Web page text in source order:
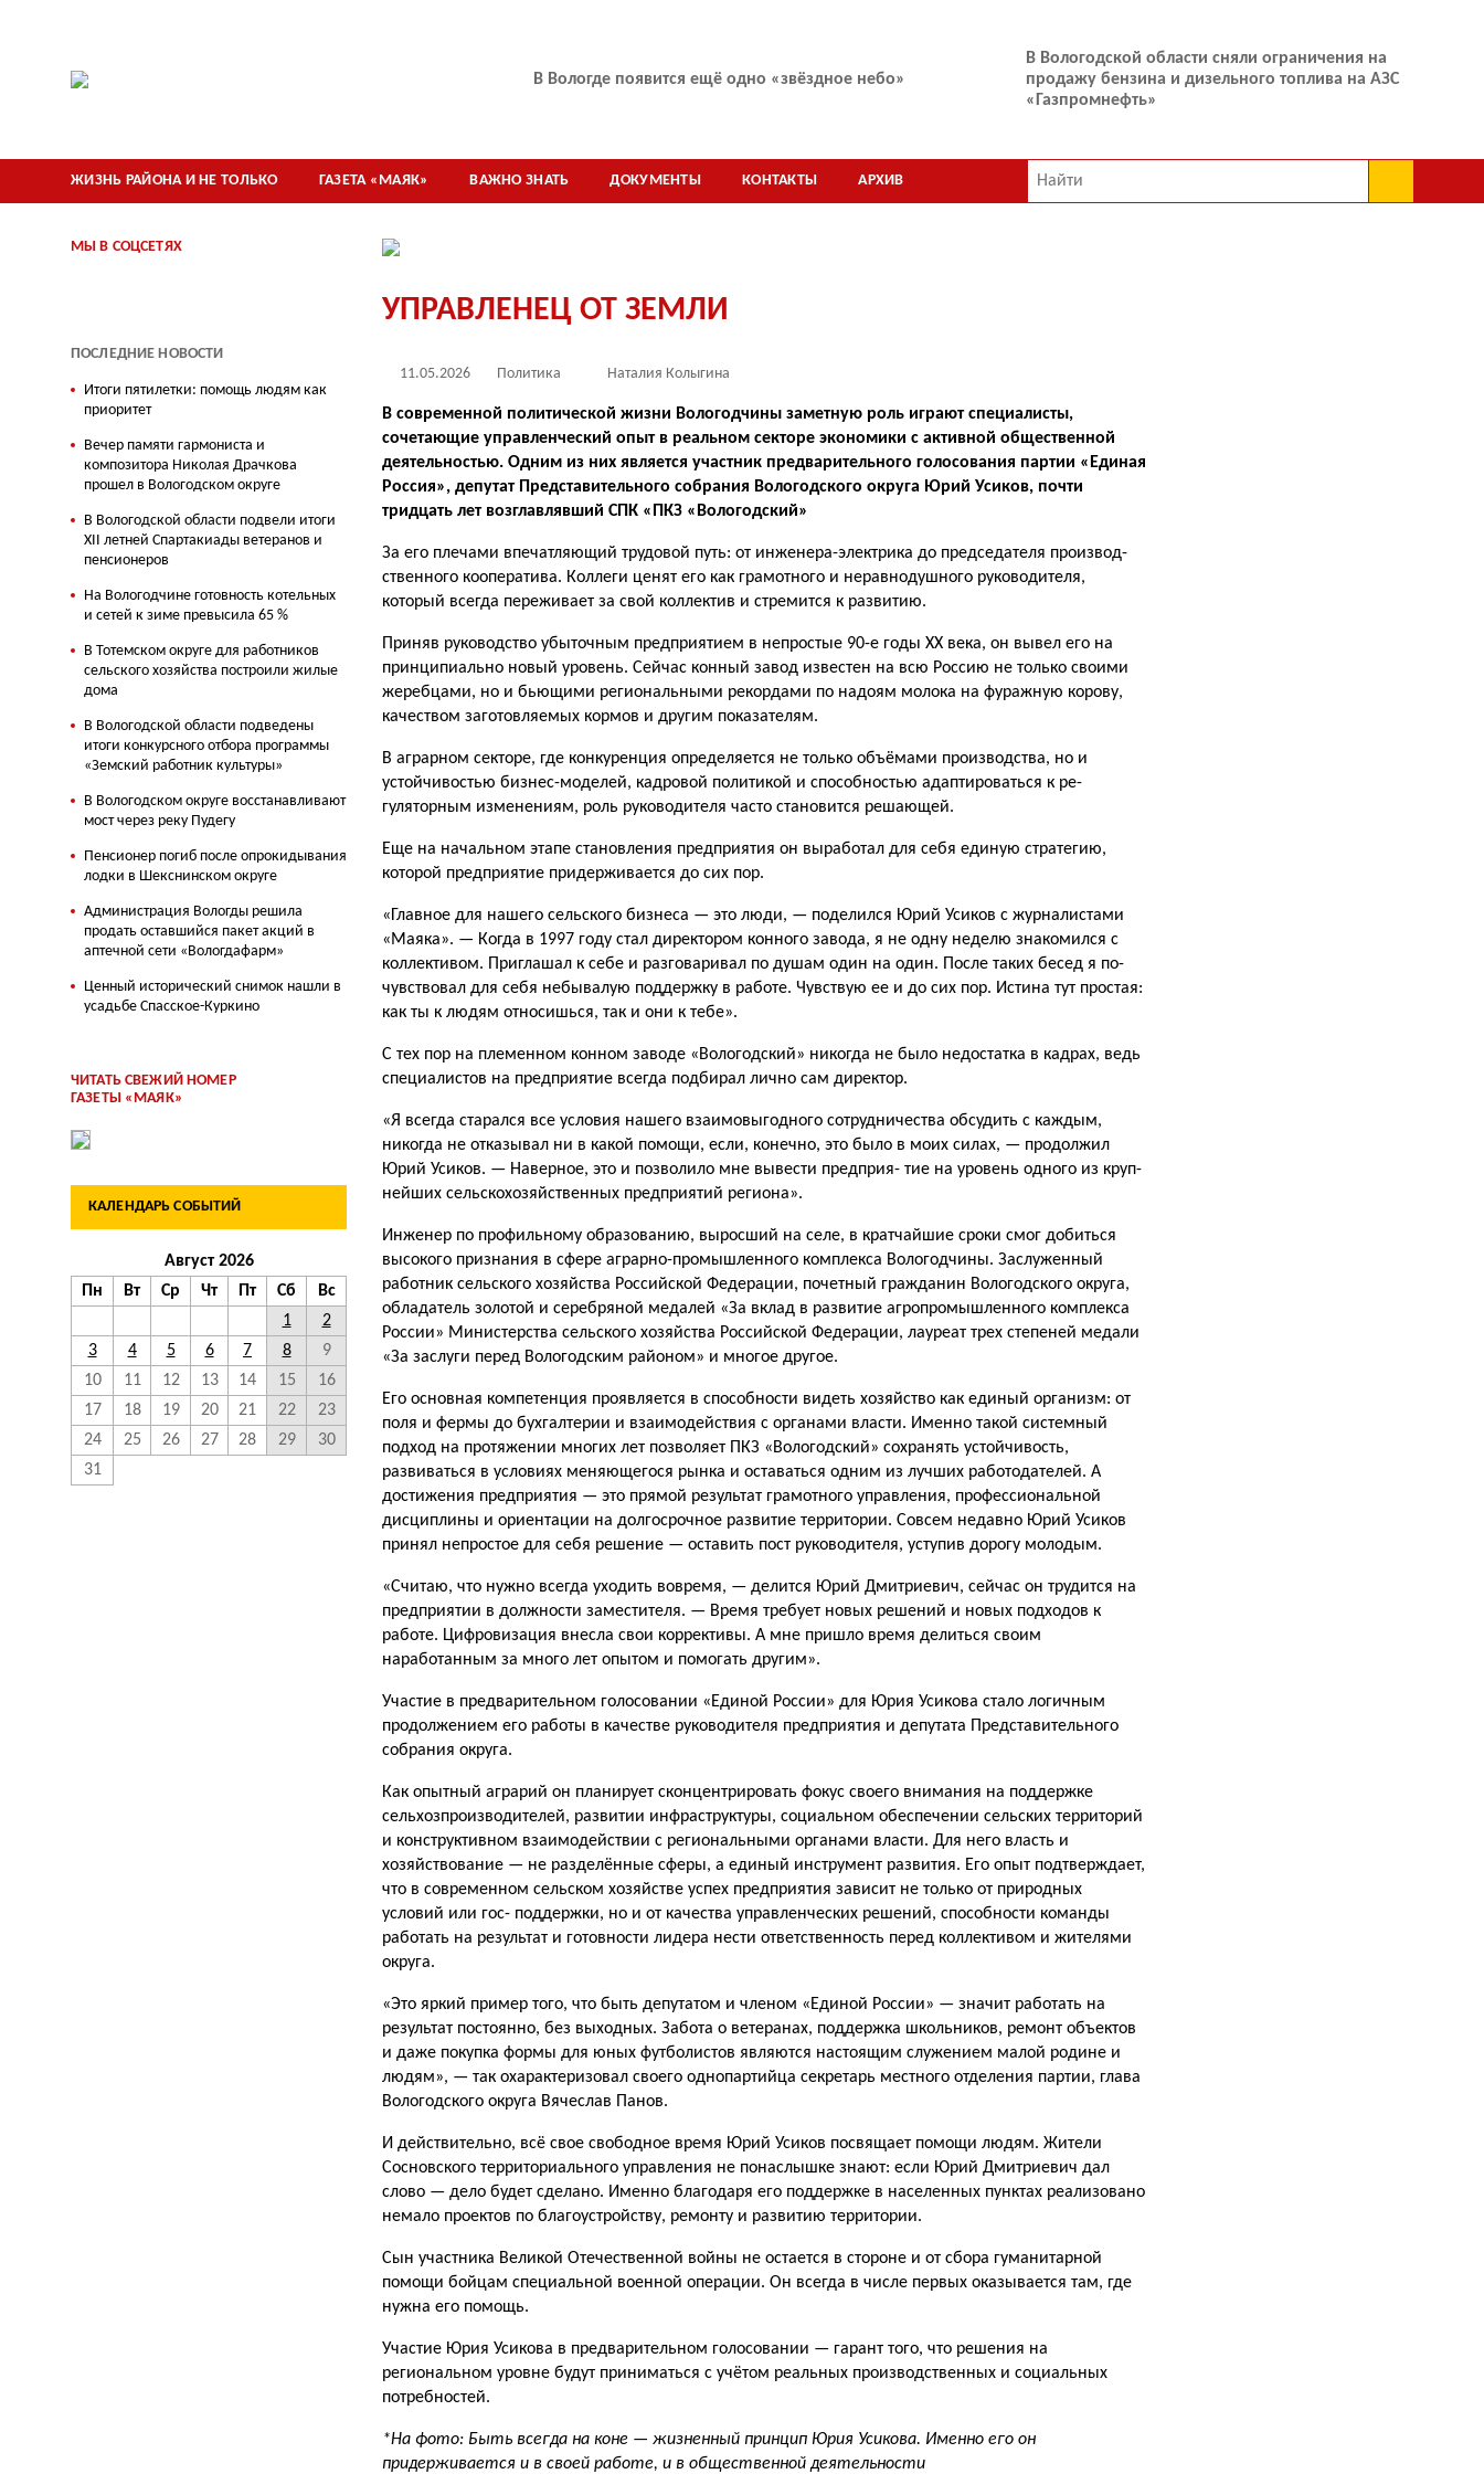
В Вологодской области подвели итоги XII летней
Спартакиады ветеранов и пенсионеров
Суд заставил пенсионерку-экстрасенса вернуть
внедорожник, заработанный на «исцеляющих»
сеансах
ЖИЗНЬ РАЙОНА И НЕ ТОЛЬКО ГАЗЕТА «МАЯК» ВАЖНО ЗНАТЬ ДОКУМЕНТЫ КОНТАКТЫ АРХИВ
УПРАВЛЕНЕЦ ОТ ЗЕМЛИ
11.05.2026 Политика Наталия Колыгина
В современной политической жизни Вологодчины заметную роль играют специалисты,
сочетающие управленческий опыт в реальном секторе экономики с активной общественной
деятельностью. Одним из них является участник предварительного голосования партии «Единая
Россия», депутат Представительного собрания Вологодского округа Юрий Усиков, почти
тридцать лет возглавлявший СПК «ПКЗ «Вологодский»
За его плечами впечат­ляющий трудовой путь: от инженера-электрика до председателя производ­
ственного кооператива. Кол­леги ценят его как грамотного и неравнодушного руководи­теля,
который всегда пере­живает за свой коллектив и стремится к развитию.
Приняв руководство убыточ­ным предприятием в непростые 90-е годы ХХ века, он вывел его на
принципиально новый уро­вень. Сейчас конный завод из­вестен на всю Россию не только своими
жеребцами, но и бьющи­ми региональными рекордами по надоям молока на фуражную ко­рову,
качеством заготовляемых кормов и другим показателям.
В аграрном секторе, где конку­ренция определяется не только объёмами производства, но и
устойчивостью бизнес-моделей, кадровой политикой и способ­ностью адаптироваться к ре­
гуляторным изменениям, роль руководителя часто становится решающей.
Еще на начальном этапе ста­новления предприятия он вы­работал для себя единую стра­тегию,
которой предприятие придерживается до сих пор.
«Главное для нашего сельского бизнеса — это люди, — поделил­ся Юрий Усиков с журналистами
«Маяка». — Когда в 1997 году стал директором конного заво­да, я не одну неделю знакомился с
коллективом. Приглашал к себе и разговаривал по душам один на один. После таких бесед я по­
чувствовал для себя небывалую поддержку в работе. Чувствую ее и до сих пор. Истина тут простая:
как ты к людям относишься, так и они к тебе».
С тех пор на племенном кон­ном заводе «Вологодский» никогда не было недостатка в кадрах, ведь
специалистов на предприятие всегда подбирал лично сам директор.
«Я всегда старался все условия нашего взаимовыгодного со­трудничества обсудить с каждым,
никогда не отказывал ни в какой помощи, если, конечно, это было в моих силах, — продолжил
Юрий Усиков. — Наверное, это и по­зволило мне вывести предприя- тие на уровень одного из круп­
нейших сельскохозяйственных предприятий региона».
Инженер по профильному об­разованию, выросший на селе, в кратчайшие сроки смог до­биться
высокого признания в сфере аграрно-промышленно­го комплекса Вологодчины. За­служенный
работник сельского хозяйства Российской Федера­ции, почетный гражданин Во­логодского округа,
обладатель золотой и серебряной медалей «За вклад в развитие агропро­мышленного комплекса
Рос­сии» Министерства сельского хозяйства Российской Феде­рации, лауреат трех степеней медали
«За заслуги перед Во­логодским районом» и многое другое.
Его основная компетенция проявляется в способности видеть хозяйство как единый организм: от
поля и фермы до бухгалтерии и взаимодействия с органами власти. Именно та­кой системный
подход на про­тяжении многих лет позволяет ПКЗ «Вологодский» сохранять устойчивость,
развиваться в условиях меняющегося рынка и оставаться одним из лучших работодателей. А
достижения предприятия — это прямой ре­зультат грамотного управления, профессиональной
дисциплины и ориентации на долгосрочное развитие территории. Совсем недавно Юрий Усиков
принял непростое для себя решение — оставить пост руководителя, уступив дорогу молодым.
«Считаю, что нужно всегда ухо­дить вовремя, — делится Юрий Дмитриевич, сейчас он трудится на
предприятии в должности заместителя. — Время требует новых решений и новых под­ходов к
работе. Цифровизация внесла свои коррективы. А мне пришло время делиться своим
наработанным за много лет опы­том и помогать другим».
Участие в предварительном го­лосовании «Единой России» для Юрия Усикова стало логичным
продолжением его работы в ка­честве руководителя предприятия и депутата Представитель­ного
собрания округа.
Как опытный аграрий он пла­нирует сконцентрировать фокус своего внимания на поддержке
сельхозпроизводителей, раз­витии инфраструктуры, соци­альном обеспечении сельских территорий
и конструктивном взаимодействии с региональ­ными органами власти. Для него власть и
хозяйствование — не разделённые сферы, а единый инструмент развития. Его опыт подтверждает,
что в современ­ном сельском хозяйстве успех предприятия зависит не только от природных
условий или гос- поддержки, но и от качества управленческих решений, спо­собности команды
работать на результат и готовности лидера нести ответственность перед коллективом и жителями
округа.
«Это яркий пример того, что быть депутатом и членом «Еди­ной России» — значит работать на
результат постоянно, без выходных. Забота о ветеранах, поддержка школьников, ремонт объектов
и даже покупка формы для юных футболистов являются настоящим служением малой родине и
людям», — так охарак­теризовал своего однопартийца секретарь местного отделения партии, глава
Вологодского округа Вячеслав Панов.
И действительно, всё свое свободное время Юрий Усиков посвящает помощи людям. Жи­тели
Сосновского территориаль­ного управления не понаслышке знают: если Юрий Дмитриевич дал
слово — дело будет сдела­но. Именно благодаря его под­держке в населенных пунктах реализовано
немало проектов по благоустройству, ремонту и развитию территории.
Сын участника Великой Отечественной войны не остается в стороне и от сбора гумани­тарной
помощи бойцам специ­альной военной операции. Он всегда в числе первых оказыва­ется там, где
нужна его помощь.
Участие Юрия Усикова в предварительном голосова­нии — гарант того, что решения на
региональном уровне будут приниматься с учётом реальных производственных и социальных
потребностей.
*На фото: Быть всегда на коне — жизненный принцип Юрия Усикова. Именно его он
придерживается и в своей работе, и в общественной деятельности
МЫ В СОЦСЕТЯХ
ПОСЛЕДНИЕ НОВОСТИ
Итоги пятилетки: помощь людям как
приоритет
Вечер памяти гармониста и
композитора Николая Драчкова
прошел в Вологодском округе
В Вологодской области подвели итоги
XII летней Спартакиады ветеранов и
пенсионеров
На Вологодчине готовность котельных
и сетей к зиме превысила 65 %
В Тотемском округе для работников
сельского хозяйства построили жилые
дома
В Вологодской области подведены
итоги конкурсного отбора программы
«Земский работник культуры»
В Вологодском округе восстанавливают
мост через реку Пудегу
Пенсионер погиб после опрокидывания
лодки в Шекснинском округе
Администрация Вологды решила
продать оставшийся пакет акций в
аптечной сети «Вологдафарм»
Ценный исторический снимок нашли в
усадьбе Спасское-Куркино
ЧИТАТЬ СВЕЖИЙ НОМЕР
ГАЗЕТЫ «МАЯК»
КАЛЕНДАРЬ СОБЫТИЙ
Август 2026
Пн
Вт Ср Чт Пт Сб
Вс
1
2
3
4 5 6 7 8
9
10
11 12 13 14 15
16
17
18 19 20 21 22
23
24
25 26 27 28 29
30
31